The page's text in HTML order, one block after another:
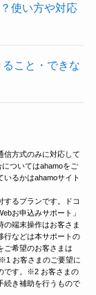
使い方や対応
こと・できな
信方式のみに対応して
ついてはahamoをご
るかはahamoサイト
るプランです。ドコ
お申込みサポート」
端末操作はお客さま
行などは本サポートの
ご希望のお客さまは
お客さまのご要望に
です。※2 お客さまの
続き補助を行うもので